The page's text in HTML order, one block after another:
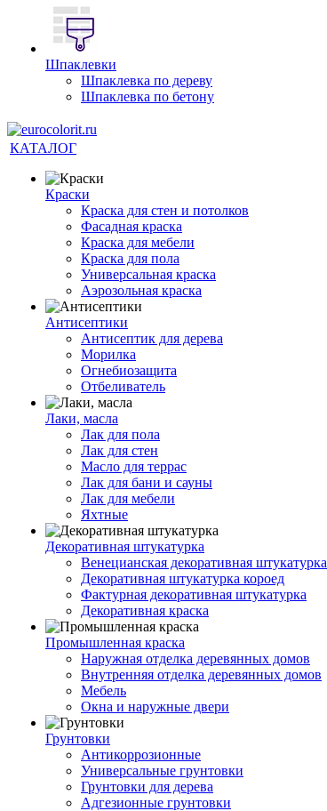
Шпаклевки
Шпаклевка по дереву
Шпаклевка по бетону
КАТАЛОГ
Краски
Краска для стен и потолков
Фасадная краска
Краска для мебели
Краска для пола
Универсальная краска
Аэрозольная краска
Антисептики
Антисептик для дерева
Морилка
Огнебиозащита
Отбеливатель
Лаки, масла
Лак для пола
Лак для стен
Масло для террас
Лак для бани и сауны
Лак для мебели
Яхтные
Декоративная штукатурка
Венецианская декоративная штукатурка
Декоративная штукатурка короед
Фактурная декоративная штукатурка
Декоративная краска
Промышленная краска
Наружная отделка деревянных домов
Внутренняя отделка деревянных домов
Мебель
Окна и наружные двери
Грунтовки
Антикоррозионные
Универсальные грунтовки
Грунтовки для дерева
Адгезионные грунтовки